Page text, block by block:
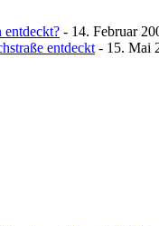
entdeckt? - 14. Februar
entdeckt - 15. Mai